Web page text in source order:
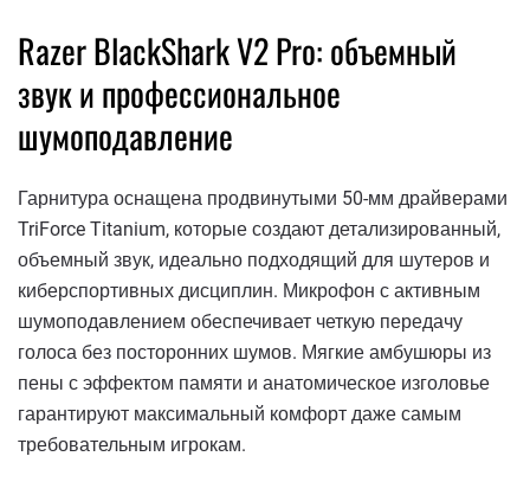
Razer BlackShark V2 Pro: объемный
звук и профессиональное
шумоподавление
Гарнитура оснащена продвинутыми 50-мм драйверами
TriForce Titanium, которые создают детализированный,
объемный звук, идеально подходящий для шутеров и
киберспортивных дисциплин. Микрофон с активным
шумоподавлением обеспечивает четкую передачу
голоса без посторонних шумов. Мягкие амбушюры из
пены с эффектом памяти и анатомическое изголовье
гарантируют максимальный комфорт даже самым
требовательным игрокам.